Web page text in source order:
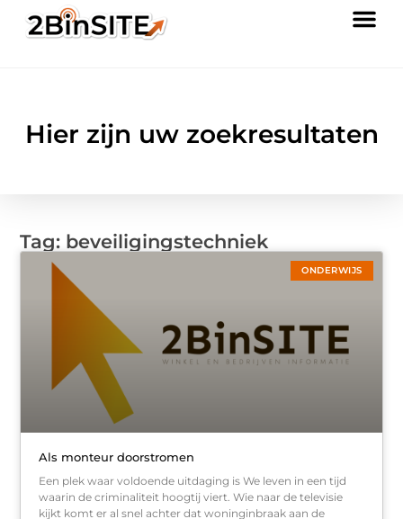
Hier zijn uw zoekresultaten
Tag: beveiligingstechniek
ONDERWIJS
Als monteur doorstromen
Een plek waar voldoende uitdaging is We leven in een tijd
waarin de criminaliteit hoogtij viert. Wie naar de televisie
kijkt komt er al snel achter dat woninginbraak aan de